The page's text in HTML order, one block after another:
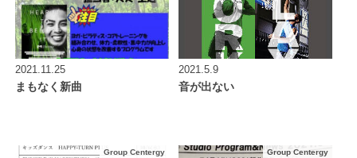
2021.11.25
まもなく新曲
2021.5.9
音が出ない
Group Centergy Group Centergy